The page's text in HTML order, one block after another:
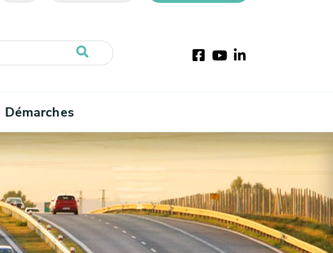
Facebook
YouTube
LinkedIn
Démarches